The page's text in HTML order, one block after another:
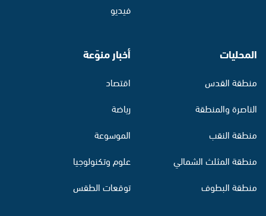
فيديو
المحليات
منطقة القدس
الناصرة والمنطقة
منطقة النقب
منطقة المثلث الشمالي
منطقة البطوف
أخبار منوّعة
اقتصاد
رياضة
الموسوعة
علوم وتكنولوجيا
توقعات الطقس